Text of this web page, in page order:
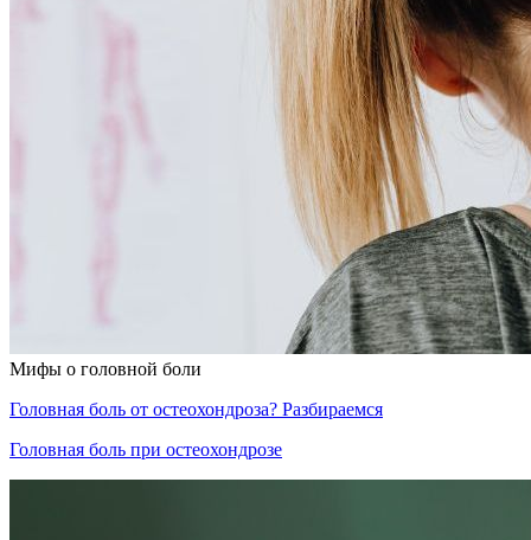
Мифы о головной боли
Головная боль от остеохондроза? Разбираемся
Головная боль при остеохондрозе